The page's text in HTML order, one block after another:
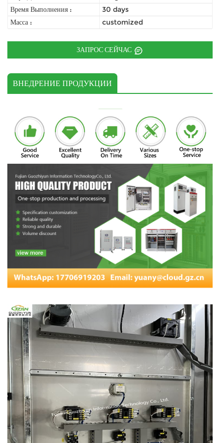
Время Выполнения :
30 days
Масса :
customized
ЗАПРОС СЕЙЧАС
ВНЕДРЕНИЕ ПРОДУКЦИИ